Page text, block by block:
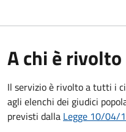
A chi è rivolto
Il servizio è rivolto a tutti i
agli elenchi dei giudici
previsti dalla Legge 10/04/